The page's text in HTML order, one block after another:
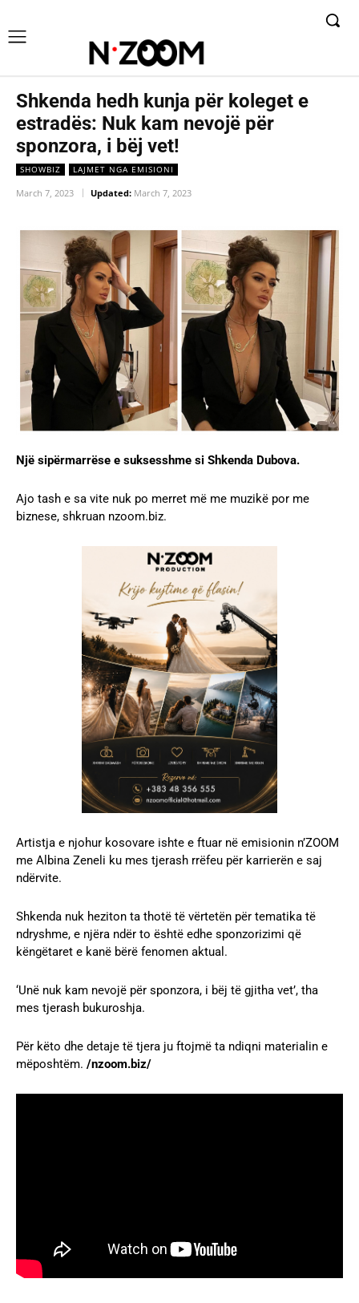
Shkenda hedh kunja për koleget e
estradës: Nuk kam nevojë për
sponzora, i bëj vet!
SHOWBIZ LAJMET NGA EMISIONI
March 7, 2023 Updated: March 7, 2023
Një sipërmarrëse e suksesshme si Shkenda Dubova.
Ajo tash e sa vite nuk po merret më me muzikë por me
biznese, shkruan nzoom.biz.
Artistja e njohur kosovare ishte e ftuar në emisionin n’ZOOM
me Albina Zeneli ku mes tjerash rrëfeu për karrierën e saj
ndërvite.
Shkenda nuk heziton ta thotë të vërtetën për tematika të
ndryshme, e njëra ndër to është edhe sponzorizimi që
këngëtaret e kanë bërë fenomen aktual.
‘Unë nuk kam nevojë për sponzora, i bëj të gjitha vet’, tha
mes tjerash bukuroshja.
Për këto dhe detaje të tjera ju ftojmë ta ndiqni materialin e
mëposhtëm. /nzoom.biz/